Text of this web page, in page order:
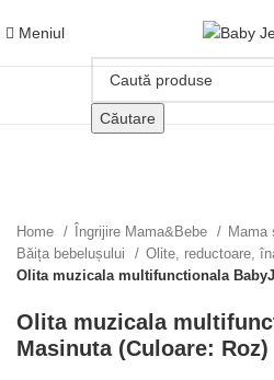
Meniul
Căutare
Home Îngrijire Mama&Bebe
Mama
Băița bebelușului
Olite, reductoare,
Olita muzicala multifunctionala
Olita muzicala
Masinuta (Culoare: Roz)